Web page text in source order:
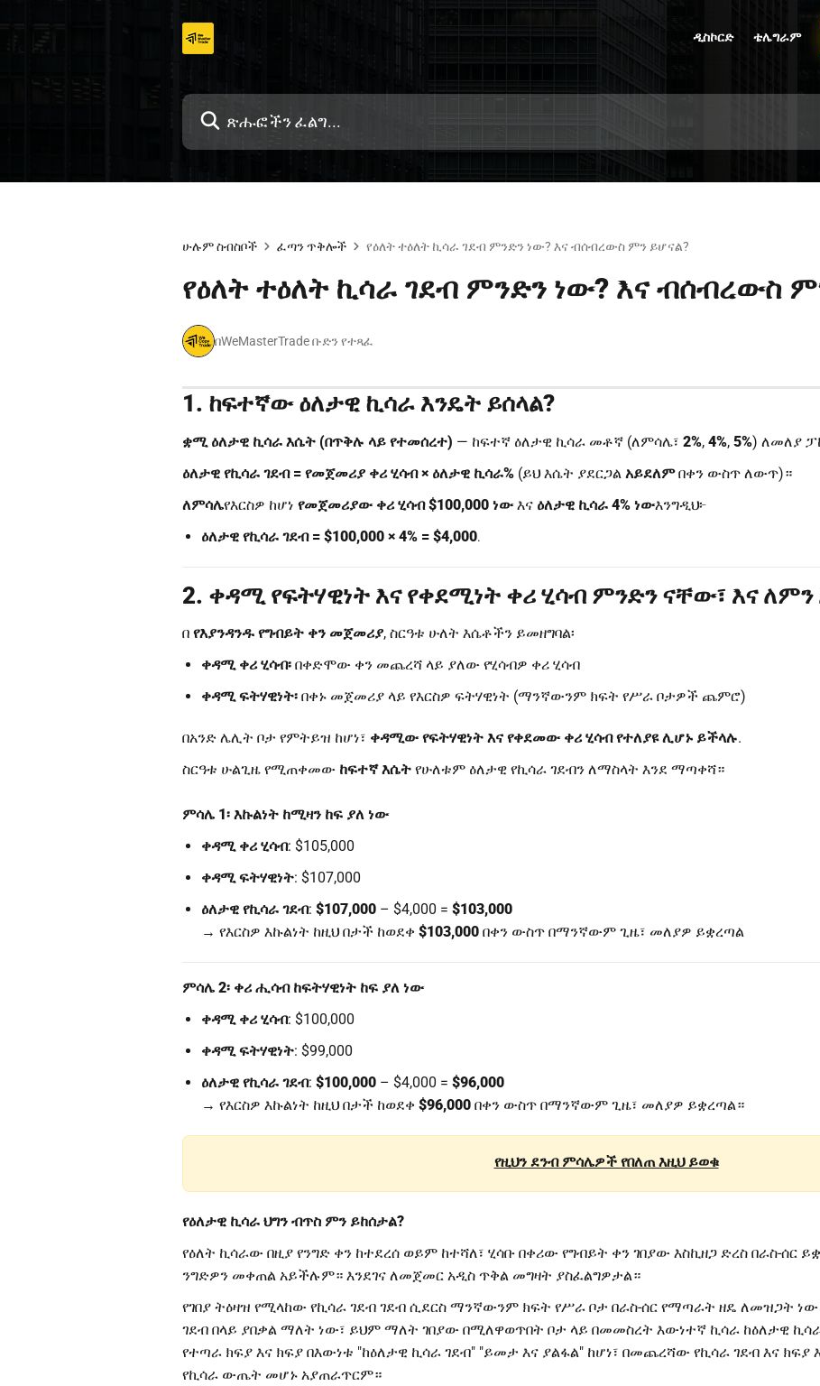
ዲስኮርድ ቴሌግራም
ሁሉም ስብስቦች ፈጣን ጥቅሎች የዕለት ተዕለት ኪሳራ ገደብ ምንድን ነው? እና ብሰብረውስ ምን ይሆናል?
የዕለት ተዕለት ኪሳራ ገደብ ምንድን ነው? እና ብሰብረውስ
በWeMasterTrade ቡድን የተጻፈ
1. ከፍተኛው ዕለታዊ ኪሳራ እንዴት ይሰላል?
ቋሚ ዕለታዊ ኪሳራ እሴት (በጥቅሉ ላይ የተመሰረተ) — ከፍተኛ ዕለታዊ ኪሳራ መቶኛ (ለምሳሌ፣ 2%, 4%, 5%) ለመለያ
ዕለታዊ የኪሳራ ገደብ = የመጀመሪያ ቀሪ ሂሳብ × ዕለታዊ ኪሳራ% (ይህ እሴት ያደርጋል አይደለምበቀን ውስጥ ለውጥ)።
ለምሳሌየእርስዎ ከሆነ የመጀመሪያው ቀሪ ሂሳብ $100,000 ነውእና ዕለታዊ ኪሳራ 4% ነውእንግዲህ፦
ዕለታዊ የኪሳራ ገደብ = $100,000 × 4% = $4,000.
2. ቀዳሚ የፍትሃዊነት እና የቀደሚነት ቀሪ ሂሳብ ምንድን ናቸው፣ እና
በ የእያንዳንዱ የግብይት ቀን መጀመሪያ, ስርዓቱ ሁለት እሴቶችን ይመዘግባል፡
ቀዳሚ ቀሪ ሂሳብ፡በቀድሞው ቀን መጨረሻ ላይ ያለው የሂሳብዎ ቀሪ ሂሳብ
ቀዳሚ ፍትሃዊነት፡በቀኑ መጀመሪያ ላይ የእርስዎ ፍትሃዊነት (ማንኛውንም ክፍት የሥራ ቦታዎች ጨምሮ)
በአንድ ሌሊት ቦታ የምትይዝ ከሆነ፣ ቀዳሚው የፍትሃዊነት እና የቀደመው ቀሪ ሂሳብ የተለያዩ ሊሆኑ ይችላሉ.
ስርዓቱ ሁልጊዜ የሚጠቀመው ከፍተኛ እሴት የሁለቱም ዕለታዊ የኪሳራ ገደብን ለማስላት እንደ ማጣቀሻ።
ምሳሌ 1፡ እኩልነት ከሚዛን ከፍ ያለ ነው
ቀዳሚ ቀሪ ሂሳብ: $105,000
ቀዳሚ ፍትሃዊነት: $107,000
ዕለታዊ የኪሳራ ገደብ: $107,000– $4,000 = $103,000
→ የእርስዎ እኩልነት ከዚህ በታች ከወደቀ $103,000በቀን ውስጥ በማንኛውም ጊዜ፣ መለያዎ ይቋረጣል
ምሳሌ 2፡ ቀሪ ሒሳብ ከፍትሃዊነት ከፍ ያለ ነው
ቀዳሚ ቀሪ ሂሳብ: $100,000
ቀዳሚ ፍትሃዊነት: $99,000
ዕለታዊ የኪሳራ ገደብ: $100,000– $4,000 = $96,000
→ የእርስዎ እኩልነት ከዚህ በታች ከወደቀ $96,000በቀን ውስጥ በማንኛውም ጊዜ፣ መለያዎ ይቋረጣል።
የዚህን ደንብ ምሳሌዎች የበለጠ እዚህ ይወቁ
የዕለታዊ ኪሳራ ህግን ብጥስ ምን ይከሰታል?
​የዕለት ኪሳራው በዚያ የንግድ ቀን ከተደረሰ ወይም ከተሻለ፣ ሂሳቡ በቀሪው የግብይት ቀን ገበያው እስኪዘጋ ድረስ በራስ-ሰር
ንግድዎን መቀጠል አይችሉም። እንደገና ለመጀመር አዲስ ጥቅል መግዛት ያስፈልግዎታል።
የገበያ ትዕዛዝ የሚላከው የኪሳራ ገደብ ገደብ ሲደርስ ማንኛውንም ክፍት የሥራ ቦታ በራስ-ሰር የማጣራት ዘዴ ለመዝጋት
ገደብ በላይ ያበቃል ማለት ነው፣ ይህም ማለት ገበያው በሚለዋወጥበት ቦታ ላይ በመመስረት እውነተኛ ኪሳራ ከዕለታዊ
የተጣራ ክፍያ እና ክፍያ በእውነቱ "ከዕለታዊ ኪሳራ ገደብ" "ይመታ እና ያልፋል" ከሆነ፣ በመጨረሻው የኪሳራ ገደብ እና ክፍያ
የኪሳራ ውጤት መሆኑ አያጠራጥርም።